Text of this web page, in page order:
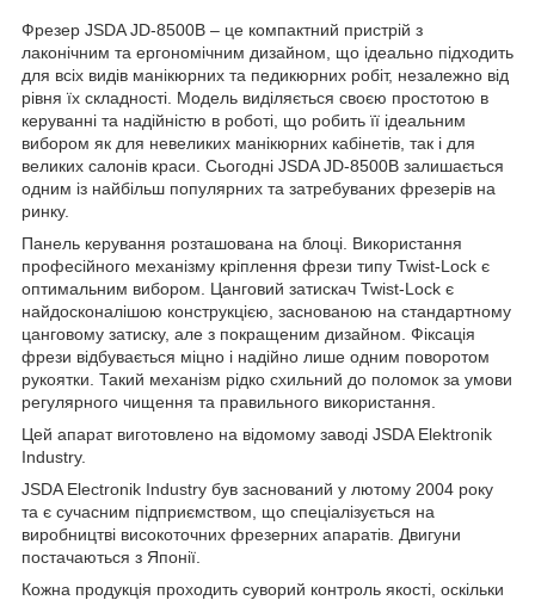
Фрезер JSDA JD-8500В – це компактний пристрій з
лаконічним та ергономічним дизайном, що ідеально підходить
для всіх видів манікюрних та педикюрних робіт, незалежно від
рівня їх складності. Модель виділяється своєю простотою в
керуванні та надійністю в роботі, що робить її ідеальним
вибором як для невеликих манікюрних кабінетів, так і для
великих салонів краси. Сьогодні JSDA JD-8500В залишається
одним із найбільш популярних та затребуваних фрезерів на
ринку.
Панель керування розташована на блоці. Використання
професійного механізму кріплення фрези типу Twist-Lock є
оптимальним вибором. Цанговий затискач Twist-Lock є
найдосконалішою конструкцією, заснованою на стандартному
цанговому затиску, але з покращеним дизайном. Фіксація
фрези відбувається міцно і надійно лише одним поворотом
рукоятки. Такий механізм рідко схильний до поломок за умови
регулярного чищення та правильного використання.
Цей апарат виготовлено на відомому заводі JSDA Elektronik
Industry.
JSDA Electronik Industry був заснований у лютому 2004 року
та є сучасним підприємством, що спеціалізується на
виробництві високоточних фрезерних апаратів. Двигуни
постачаються з Японії.
Кожна продукція проходить суворий контроль якості, оскільки